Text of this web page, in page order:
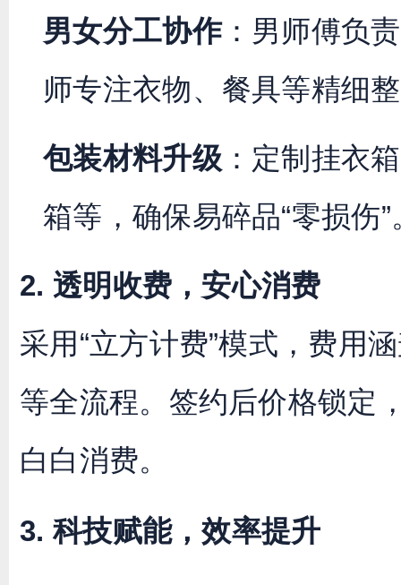
男女分工协作：男师傅负
师专注衣物、餐具等精细
包装材料升级：定制挂衣
箱等，确保易碎品“零损伤”
2. 透明收费，安心消费
采用“立方计费”模式，费用
等全流程。签约后价格锁定
白白消费。
3. 科技赋能，效率提升